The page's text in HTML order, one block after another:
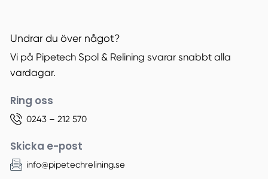
Undrar du över något?
Vi på Pipetech Spol & Relining svarar snabbt alla
vardagar.
Ring oss
0243 – 212 570
Skicka e-post
info@pipetechrelining.se